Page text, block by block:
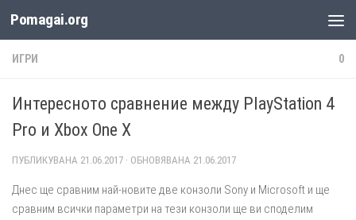
Към съдържанието
Pomagai.org
ИГРИ 0
Интересното сравнение между PlayStation 4
Pro и Xbox One X
ПУБЛИКУВАНА 21.06.2017 · ОБНОВЯВАНА 21.06.2017
Днес ще сравним най-новите две конзоли Sony и Microsoft и ще
сравним всички параметри на тези конзоли ще ви споделим